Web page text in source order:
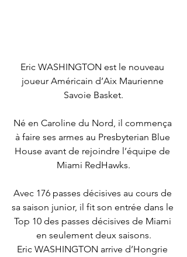
Eric WASHINGTON est le nouveau
joueur Américain d’Aix Maurienne
Savoie Basket.
Né en Caroline du Nord, il commença
à faire ses armes au Presbyterian Blue
House avant de rejoindre l’équipe de
Miami RedHawks.
Avec 176 passes décisives au cours de
sa saison junior, il fit son entrée dans le
Top 10 des passes décisives de Miami
en seulement deux saisons.
Eric WASHINGTON arrive d’Hongrie